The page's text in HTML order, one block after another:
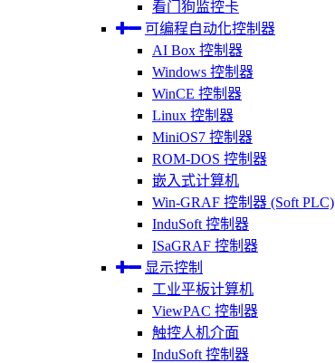
看门狗监控卡
可编程自动化控制器
AI Box 控制器
Windows 控制器
WinCE 控制器
Linux 控制器
MiniOS7 控制器
ROM-DOS 控制器
嵌入式计算机
Win-GRAF 控制器 (Soft PLC)
InduSoft 控制器
ISaGRAF 控制器
显示控制
工业平板计算机
ViewPAC 控制器
触控人机介面
InduSoft 控制器